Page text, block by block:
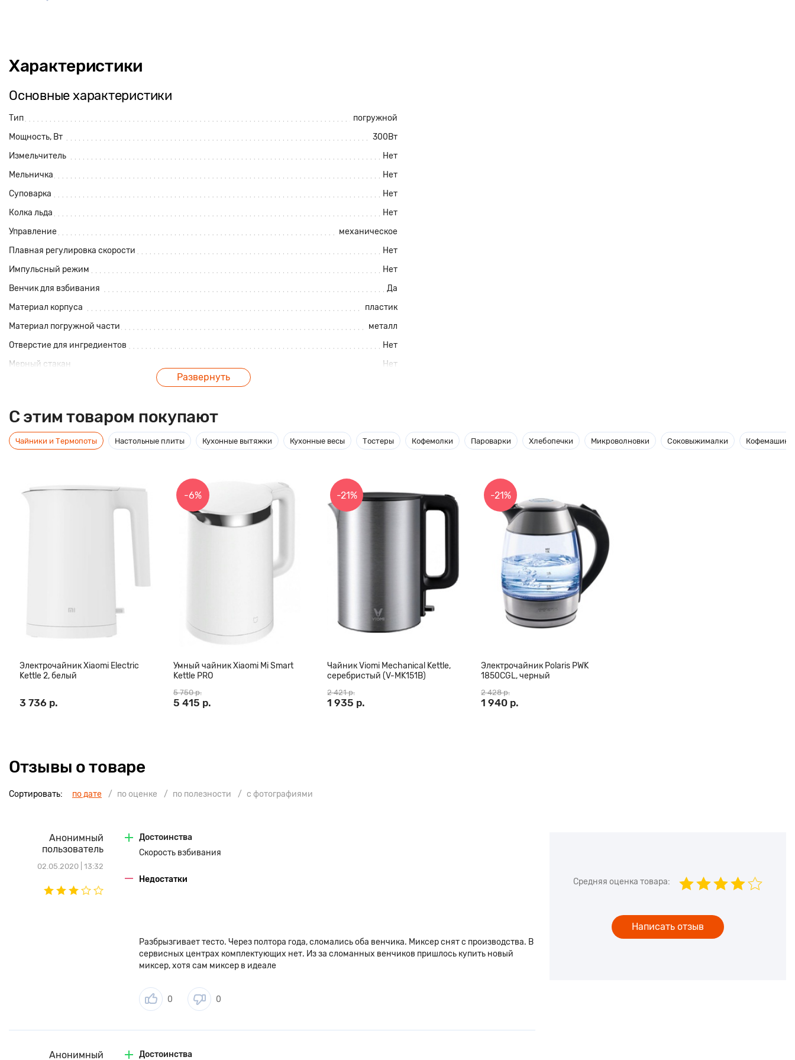
Характеристики
Основные характеристики
Тип
погружной
Мощность, Вт
300Вт
Измельчитель
Нет
Мельничка
Нет
Суповарка
Нет
Колка льда
Нет
Управление
механическое
Плавная регулировка скорости
Нет
Импульсный режим
Нет
Венчик для взбивания
Да
Материал корпуса
пластик
Материал погружной части
металл
Отверстие для ингредиентов
Нет
Мерный стакан
Нет
Описание
Ручной миксер Kitfort КТ-1317 предназначен для смешивания различных ингредиентов,
взбивания яичных белков и сливок, замеса некрутого теста, приготовления картофельного
включающей максимальную скорость. В комплекте идут насадки для взбивания и смешивания.
Развернуть
C этим товаром покупают
Чайники и Термопоты Настольные плиты Кухонные вытяжки Кухонные весы Тостеры Кофемолки Пароварки Хлебопечки Микроволновки Соковыжималки Кофемашины
Электрочайник Xiaomi Electric
Kettle 2, белый
3 736 р.
-6%
Умный чайник Xiaomi Mi Smart
Kettle PRO
5 750 р.
5 415 р.
-21%
Чайник Viomi Mechanical Kettle,
серебристый (V-MK151B)
2 421 р.
1 935 р.
-21%
Электрочайник Polaris PWK
1850CGL, черный
2 428 р.
1 940 р.
Отзывы о товаре
Сортировать: по дате по оценке по полезности с фотографиями
Анонимный
пользователь
02.05.2020 | 13:32
Достоинства
Скорость взбивания
Недостатки
Разбрызгивает тесто. Через полтора года, сломались оба венчика. Миксер снят с производства. В
сервисных центрах комплектующих нет. Из за сломанных венчиков пришлось купить новый
миксер, хотя сам миксер в идеале
0 0
Анонимный Достоинства
Средняя оценка товара:
Написать отзыв